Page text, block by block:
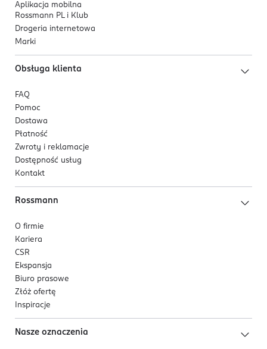
Aplikacja mobilna
Rossmann PL i Klub
Drogeria internetowa
Marki
Obsługa klienta
FAQ
Pomoc
Dostawa
Płatność
Zwroty i reklamacje
Dostępność usług
Kontakt
Rossmann
O firmie
Kariera
CSR
Ekspansja
Biuro prasowe
Złóż ofertę
Inspiracje
Nasze oznaczenia